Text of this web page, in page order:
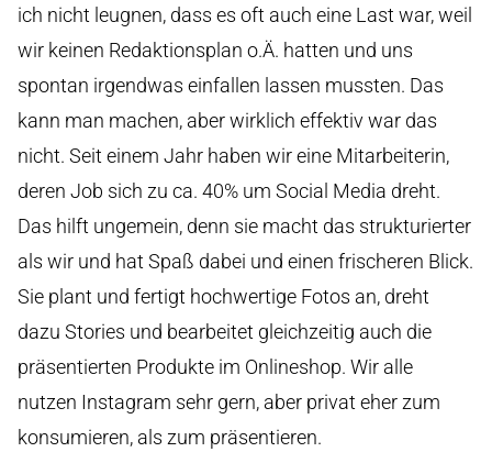
ich nicht leugnen, dass es oft auch eine Last war, weil
wir keinen Redaktionsplan o.Ä. hatten und uns
spontan irgendwas einfallen lassen mussten. Das
kann man machen, aber wirklich effektiv war das
nicht. Seit einem Jahr haben wir eine Mitarbeiterin,
deren Job sich zu ca. 40% um Social Media dreht.
Das hilft ungemein, denn sie macht das strukturierter
als wir und hat Spaß dabei und einen frischeren Blick.
Sie plant und fertigt hochwertige Fotos an, dreht
dazu Stories und bearbeitet gleichzeitig auch die
präsentierten Produkte im Onlineshop. Wir alle
nutzen Instagram sehr gern, aber privat eher zum
konsumieren, als zum präsentieren.